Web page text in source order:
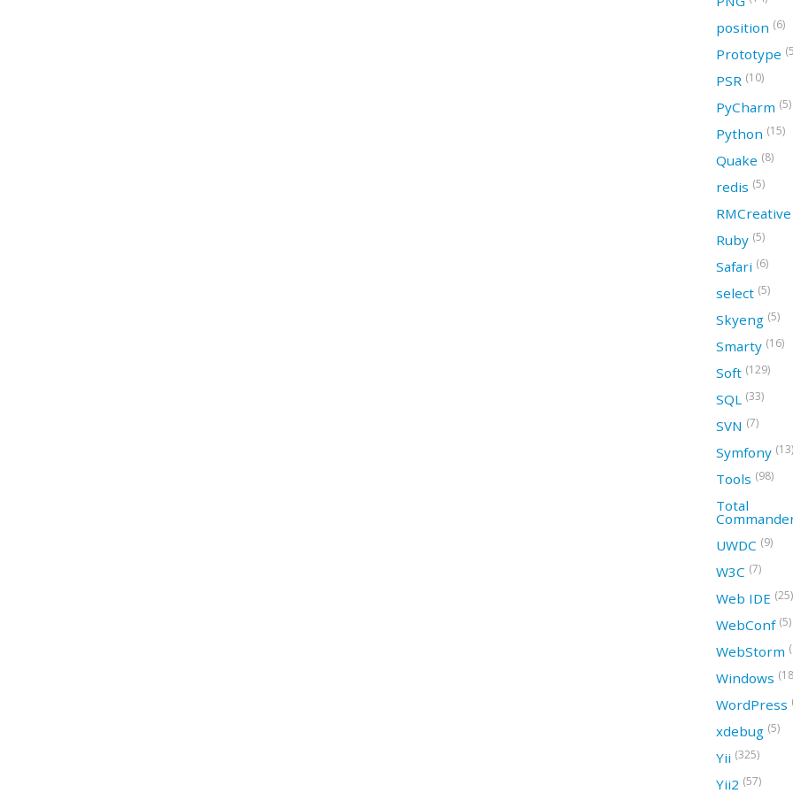
position (6)
Prototype
PSR (10)
PyCharm (5)
Python (15)
Quake (8)
redis (5)
RMCreative
Ruby (5)
Safari (6)
select (5)
Skyeng (5)
Smarty (16)
Soft (129)
SQL (33)
SVN (7)
Symfony (13)
Tools (98)
Total
UWDC (9)
W3C (7)
Web IDE (25)
WebConf (5)
WebStorm
Windows
WordPress
xdebug (5)
Yii (325)
Yii2 (57)